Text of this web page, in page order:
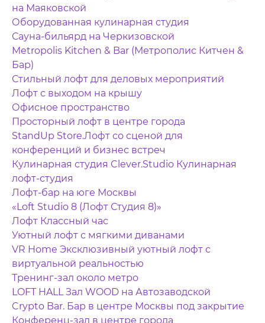
на Маяковской
Оборудованная кулинарная студия
Сауна-бильярд на Черкизовской
Metropolis Kitchen & Bar (Метрополис Китчен &
Бар)
Стильный лофт для деловых мероприятий
Лофт с выходом на крышу
Офисное пространство
Просторный лофт в центре города
StandUp Store.Лофт со сценой для
конференций и бизнес встреч
Кулинарная студия Clever.Studio Кулинарная
лофт-студия
Лофт-бар на юге Москвы
«Loft Studio 8 (Лофт Студия 8)»
Лофт Классный час
Уютный лофт с мягкими диванами
VR Home Эксклюзивный уютный лофт с
виртуальной реальностью
Тренинг-зал около метро
LOFT HALL Зал WOOD на Автозаводской
Crypto Bar. Бар в центре Москвы под закрытие
Конференц-зал в центре города